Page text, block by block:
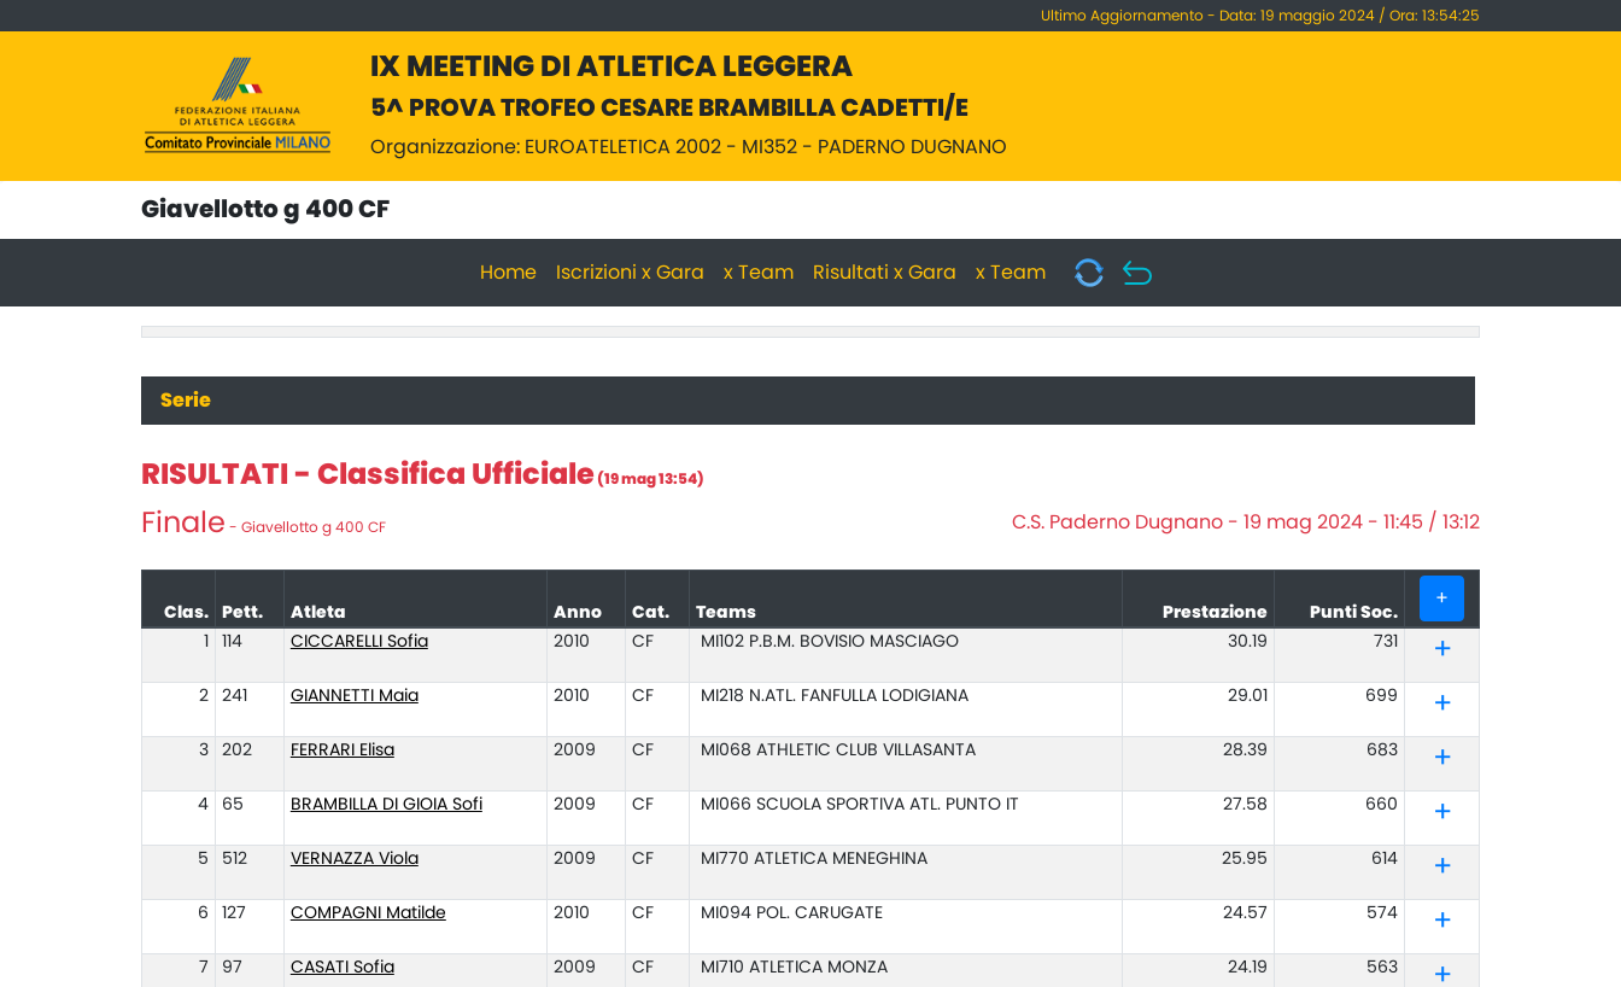
Ultimo Aggiornamento - Data: 19 maggio 2024 / Ora: 13:54:25
IX MEETING DI ATLETICA LEGGERA
5^ PROVA TROFEO CESARE BRAMBILLA CADETTI/E
Organizzazione: EUROATELETICA 2002 - MI352 - PADERNO DUGNANO
Giavellotto g 400 CF
Home Iscrizioni x Gara x Team Risultati x Gara x Team
Serie
RISULTATI - Classifica Ufficiale (19 mag 13:54)
Finale - Giavellotto g 400 CF C.S. Paderno Dugnano - 19 mag 2024 - 11:45 / 13:12
Clas. Pett. Atleta Anno Cat. Teams Prestazione Punti Soc.
+
114 CICCARELLI Sofia 2010 CF MI102 P.B.M. BOVISIO MASCIAGO 30.19 731
2 241 GIANNETTI Maia 2010 CF MI218 N.ATL. FANFULLA LODIGIANA 29.01 699
3 202 FERRARI Elisa 2009 CF MI068 ATHLETIC CLUB VILLASANTA 28.39 683
4 65 BRAMBILLA DI GIOIA Sofi 2009 CF MI066 SCUOLA SPORTIVA ATL. PUNTO IT 27.58 660
5 512 VERNAZZA Viola 2009 CF MI770 ATLETICA MENEGHINA 25.95 614
6 127 COMPAGNI Matilde 2010 CF MI094 POL. CARUGATE 24.57 574
7 97 CASATI Sofia 2009 CF MI710 ATLETICA MONZA 24.19 563